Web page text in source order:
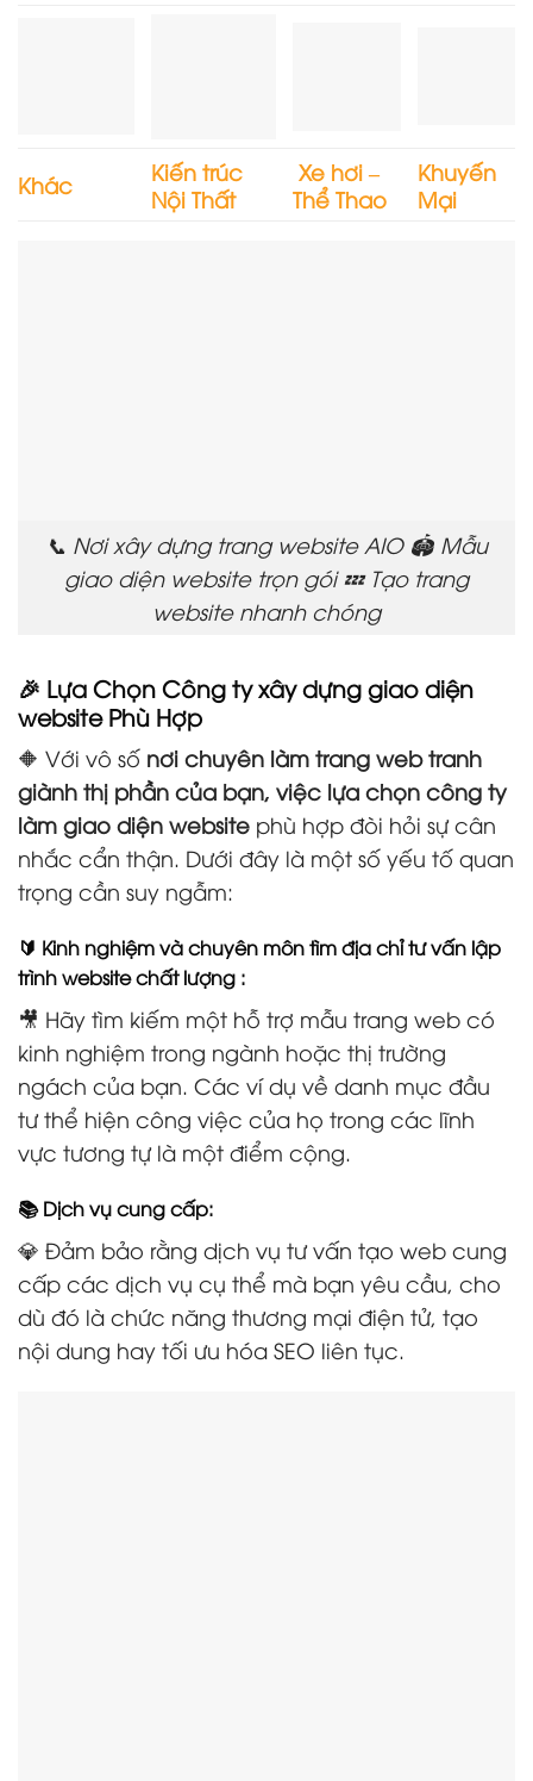
Khác
Kiến trúc
Nội Thất
Xe hơi –
Thể Thao
Khuyến
Mại
📞 Nơi xây dựng trang website AIO 🏟️ Mẫu
giao diện website trọn gói 💤 Tạo trang
website nhanh chóng
🎉 Lựa Chọn Công ty xây dựng giao diện
website Phù Hợp
🔶 Với vô số nơi chuyên làm trang web tranh
giành thị phần của bạn, việc lựa chọn công ty
làm giao diện website phù hợp đòi hỏi sự cân
nhắc cẩn thận. Dưới đây là một số yếu tố quan
trọng cần suy ngẫm:
🔰 Kinh nghiệm và chuyên môn tìm địa chỉ tư vấn lập
trình website chất lượng :
🎥 Hãy tìm kiếm một hỗ trợ mẫu trang web có
kinh nghiệm trong ngành hoặc thị trường
ngách của bạn. Các ví dụ về danh mục đầu
tư thể hiện công việc của họ trong các lĩnh
vực tương tự là một điểm cộng.
📚 Dịch vụ cung cấp:
💎 Đảm bảo rằng dịch vụ tư vấn tạo web cung
cấp các dịch vụ cụ thể mà bạn yêu cầu, cho
dù đó là chức năng thương mại điện tử, tạo
nội dung hay tối ưu hóa SEO liên tục.